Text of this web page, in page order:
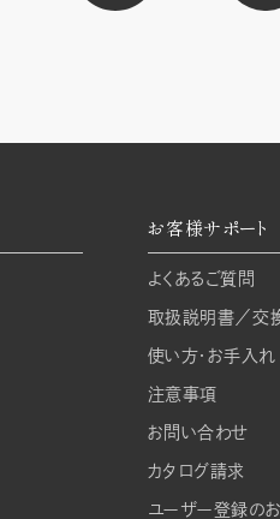
お客様サポート
よくあるご質問
取扱説明書／交
使い方・お手入れ
注意事項
お問い合わせ
カタログ請求
ユーザー登録の